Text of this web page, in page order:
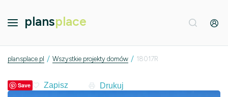
plansplace
plansplace.pl / Wszystkie projekty domów / 18017R
Save Drukuj